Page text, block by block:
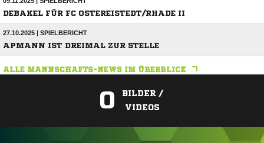
DEBAKEL FÜR FC OSTEREISTEDT/RHADE II
27.10.2025 | SPIELBERICHT
APMANN IST DREIMAL ZUR STELLE
ALLE MANNSCHAFTS-NEWS IM ÜBERBLICK
0
BILDER /
VIDEOS